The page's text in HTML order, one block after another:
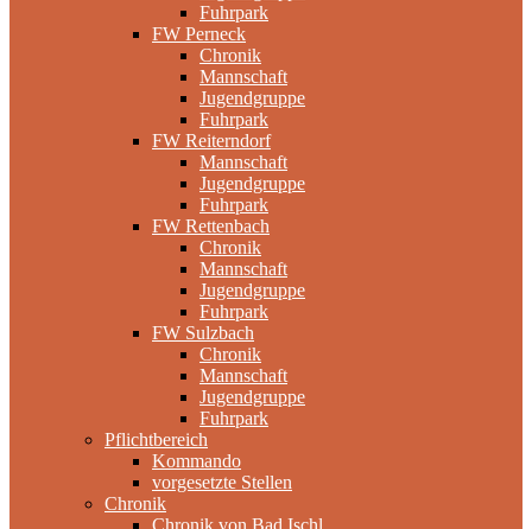
Fuhrpark
FW Perneck
Chronik
Mannschaft
Jugendgruppe
Fuhrpark
FW Reiterndorf
Mannschaft
Jugendgruppe
Fuhrpark
FW Rettenbach
Chronik
Mannschaft
Jugendgruppe
Fuhrpark
FW Sulzbach
Chronik
Mannschaft
Jugendgruppe
Fuhrpark
Pflichtbereich
Kommando
vorgesetzte Stellen
Chronik
Chronik von Bad Ischl